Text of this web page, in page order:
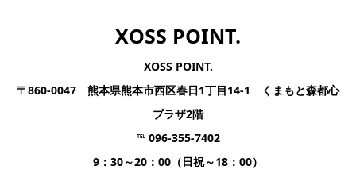
XOSS POINT.
XOSS POINT.
〒860-0047 熊本県熊本市西区春日1丁目14-1 くまもと森都心
プラザ2階
℡ 096-355-7402
9：30～20：00（日祝～18：00）